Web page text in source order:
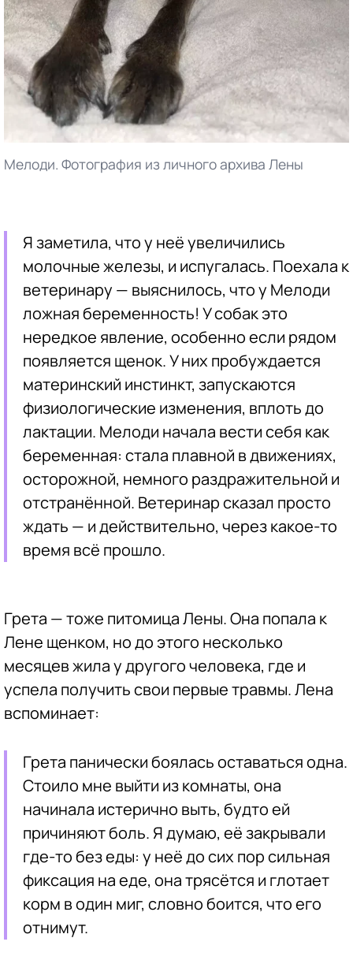
Мелоди. Фотография из личного архива Лены
Я заметила, что у неё увеличились
молочные железы, и испугалась. Поехала к
ветеринару — выяснилось, что у Мелоди
ложная беременность! У собак это
нередкое явление, особенно если рядом
появляется щенок. У них пробуждается
материнский инстинкт, запускаются
физиологические изменения, вплоть до
лактации. Мелоди начала вести себя как
беременная: стала плавной в движениях,
осторожной, немного раздражительной и
отстранённой. Ветеринар сказал просто
ждать — и действительно, через какое-то
время всё прошло.
Грета — тоже питомица Лены. Она попала к
Лене щенком, но до этого несколько
месяцев жила у другого человека, где и
успела получить свои первые травмы. Лена
вспоминает:
Грета панически боялась оставаться одна.
Стоило мне выйти из комнаты, она
начинала истерично выть, будто ей
причиняют боль. Я думаю, её закрывали
где-то без еды: у неё до сих пор сильная
фиксация на еде, она трясётся и глотает
корм в один миг, словно боится, что его
отнимут.